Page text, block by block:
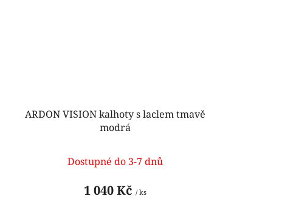
ARDON VISION kalhoty s laclem tmavě
modrá
Dostupné do 3-7 dnů
1 040 Kč / ks